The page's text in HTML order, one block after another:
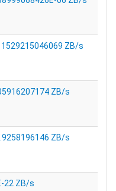
ZB/s
ZB/s
ZB/s
22 ZB/s